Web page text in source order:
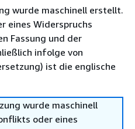
wurde maschinell erstellt.
eines Widerspruchs
Fassung und der
infolge von
ist die englische
wurde maschinell
oder eines